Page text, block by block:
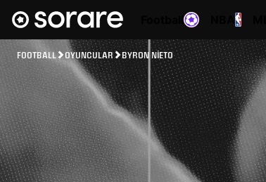
FOOTBALL OYUNCULAR BYRON NIETO